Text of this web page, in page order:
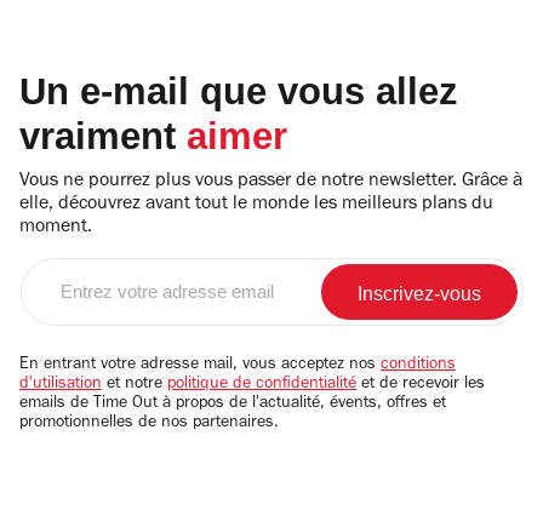
Un e-mail que vous allez
vraiment aimer
Vous ne pourrez plus vous passer de notre newsletter. Grâce à
elle, découvrez avant tout le monde les meilleurs plans du
moment.
email
En entrant votre adresse mail, vous acceptez nos conditions
d'utilisation et notre politique de confidentialité et de recevoir les
emails de Time Out à propos de l'actualité, évents, offres et
promotionnelles de nos partenaires.